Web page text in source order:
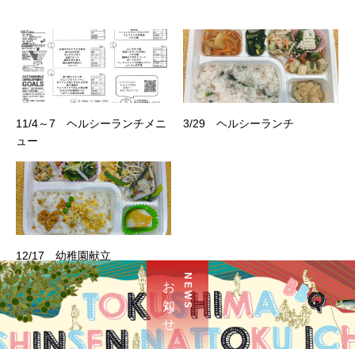
11/4～7 ヘルシーランチメニ
ュー
3/29 ヘルシーランチ
12/17 幼稚園献立
N E W S
お 知 ら せ